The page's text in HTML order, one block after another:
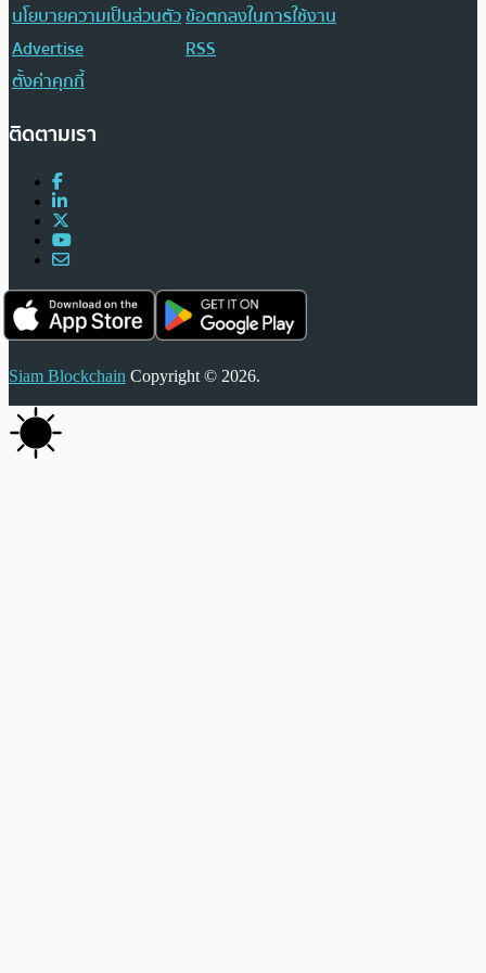
นโยบายความเป็นส่วนตัวข้อตกลงในการใช้งาน
Advertise
RSS
ตั้งค่าคุกกี้
ติดตามเรา
Siam Blockchain Copyright © 2026.